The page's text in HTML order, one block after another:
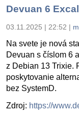
Devuan 6
03.11.2025 | 22:52 |
Na svete je nová
Devuan s číslom 6
z Debian 13 Trixie.
poskytovanie
bez SystemD.
Zdroj: https://